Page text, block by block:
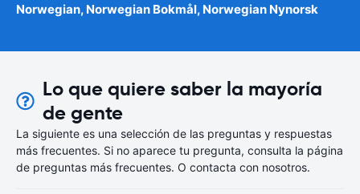
Norwegian, Norwegian Bokmål, Norwegian Nynorsk
Lo que quiere saber la mayoría
de gente
La siguiente es una selección de las preguntas y respuestas
más frecuentes. Si no aparece tu pregunta, consulta la página
de preguntas más frecuentes. O contacta con nosotros.